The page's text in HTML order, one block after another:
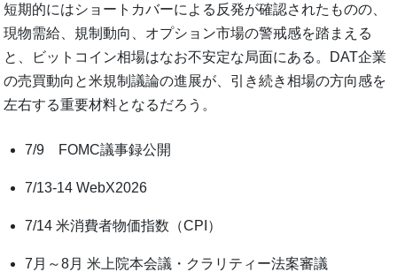
短期的にはショートカバーによる反発が確認されたものの、
現物需給、規制動向、オプション市場の警戒感を踏まえる
と、ビットコイン相場はなお不安定な局面にある。DAT企業
の売買動向と米規制議論の進展が、引き続き相場の方向感を
左右する重要材料となるだろう。
7/9 FOMC議事録公開
7/13-14 WebX2026
7/14 米消費者物価指数（CPI）
7月～8月 米上院本会議・クラリティー法案審議